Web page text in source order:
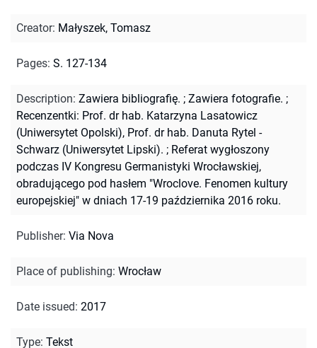
Creator: Małyszek, Tomasz
Pages: S. 127-134
Description: Zawiera bibliografię. ; Zawiera fotografie. ;
Recenzentki: Prof. dr hab. Katarzyna Lasatowicz
(Uniwersytet Opolski), Prof. dr hab. Danuta Rytel -
Schwarz (Uniwersytet Lipski). ; Referat wygłoszony
podczas IV Kongresu Germanistyki Wrocławskiej,
obradującego pod hasłem "Wroclove. Fenomen kultury
europejskiej" w dniach 17-19 października 2016 roku.
Publisher: Via Nova
Place of publishing: Wrocław
Date issued: 2017
Type: Tekst